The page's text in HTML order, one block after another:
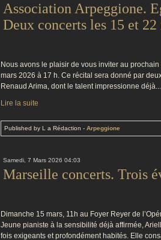
Association Arpeggione.
Deux concerts les 15 et 22
Nous avons le plaisir de vous inviter au
mars 2026 à 17 h. Ce récital sera donné par
Renaud Arima, dont le talent impressionne déjà...
Lire la suite
Published by L a Rédaction - Arpeggione
Samedi, 7 Mars 2026 04:03
Marseille concerts. Trois
Dimanche 15 mars, 11h au Foyer Reyer de
Jeune pianiste à la sensibilité déjà affirmée,
fois exigeants et profondément habités. Elle